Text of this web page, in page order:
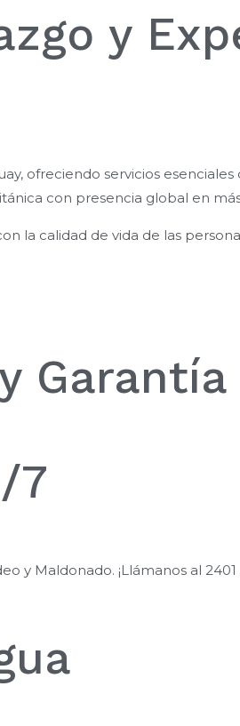
y
ofreciendo servicios
con presencia global en
la calidad de vida de las
Garantía
7
y Maldonado. ¡Llámanos al